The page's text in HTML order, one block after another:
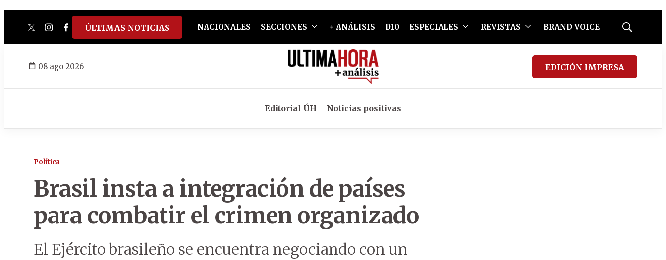
twitterinstagram
facebook
tiktokyoutube
spotify
ÚLTIMAS NOTICIAS NACIONALES SECCIONES + ANÁLISIS D10 ESPECIALES REVISTAS BRAND VOICE
Mostrar
08 ago 2026 EDICIÓN IMPRESA
Editorial ÚH Noticias positivas
Política
Brasil insta a integración de países
para combatir el crimen organizado
El Ejército brasileño se encuentra negociando con un